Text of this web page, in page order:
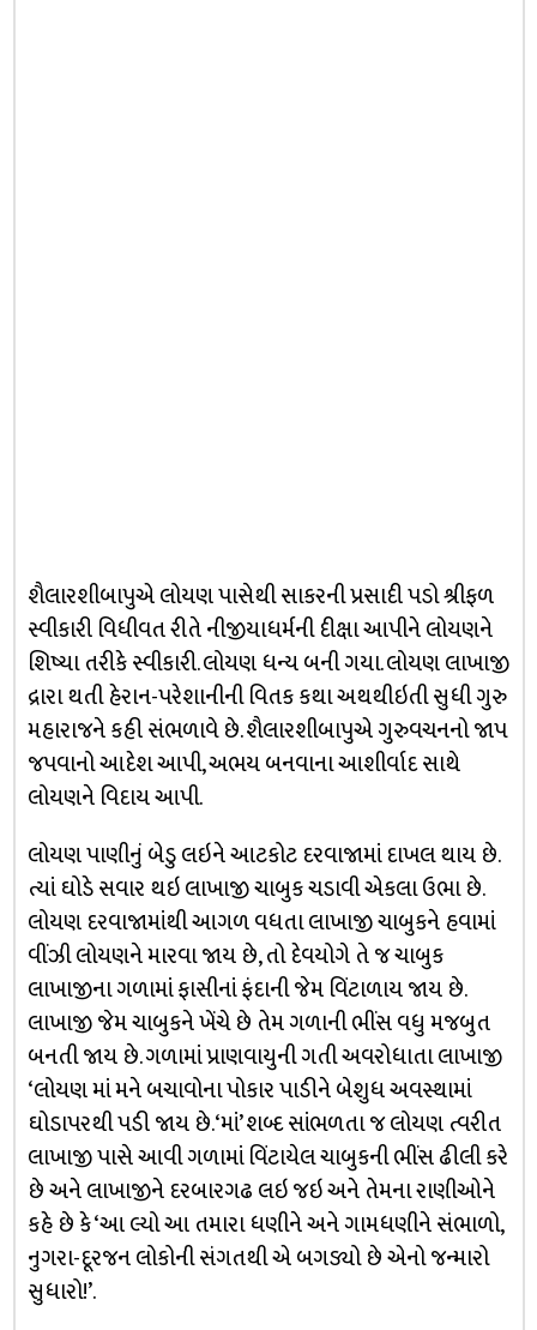
શૈલારશીબાપુએ લોયણ પાસેથી સાકરની પ્રસાદી પડો શ્રીફળ
સ્વીકારી વિધીવત રીતે નીજીયાધર્મની દીક્ષા આપીને લોયણને
શિષ્યા તરીકે સ્વીકારી. લોયણ ધન્ય બની ગયા. લોયણ લાખાજી
દ્રારા થતી હેરાન-પરેશાનીની વિતક કથા અથથીઇતી સુધી ગુરુ
મહારાજને કહી સંભળાવે છે. શૈલારશીબાપુએ ગુરુવચનનો જાપ
જપવાનો આદેશ આપી, અભય બનવાના આશીર્વાદ સાથે
લોયણને વિદાય આપી.
લોયણ પાણીનું બેડુ લઇને આટકોટ દરવાજામાં દાખલ થાય છે.
ત્યાં ઘોડે સવાર થઇ લાખાજી ચાબુક ચડાવી એકલા ઉભા છે.
લોયણ દરવાજામાંથી આગળ વધતા લાખાજી ચાબુકને હવામાં
વીંઝી લોયણને મારવા જાય છે, તો દેવયોગે તે જ ચાબુક
લાખાજીના ગળામાં ફાસીનાં ફંદાની જેમ વિંટાળાય જાય છે.
લાખાજી જેમ ચાબુકને ખેંચે છે તેમ ગળાની ભીંસ વધુ મજબુત
બનતી જાય છે. ગળામાં પ્રાણવાયુની ગતી અવરોધાતા લાખાજી
‘લોયણ માં મને બચાવોના પોકાર પાડીને બેશુધ અવસ્થામાં
ઘોડાપરથી પડી જાય છે. ‘માં’ શબ્દ સાંભળતા જ લોયણ ત્વરીત
લાખાજી પાસે આવી ગળામાં વિંટાયેલ ચાબુકની ભીંસ ઢીલી કરે
છે અને લાખાજીને દરબારગઢ લઇ જઇ અને તેમના રાણીઓને
કહે છે કે ‘આ લ્યો આ તમારા ધણીને અને ગામધણીને સંભાળો,
નુગરા-દૂરજન લોકોની સંગતથી એ બગડ્યો છે એનો જન્મારો
સુધારો!’.